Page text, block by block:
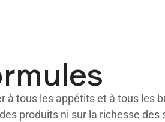
à tous les appétits et à tous les
produits ni sur la richesse des